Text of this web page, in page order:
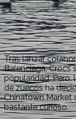
Tras lanzar
Balenciaga, Crocs
popularidad. Pero,
de zuecos ha
Chinatown
bastante curioso.